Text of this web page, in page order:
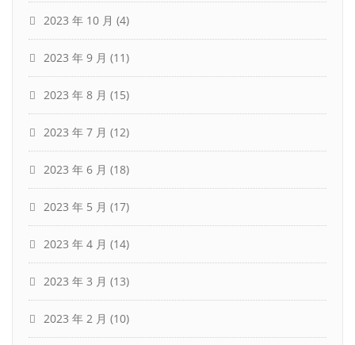
2023 年 10 月 (4)
2023 年 9 月 (11)
2023 年 8 月 (15)
2023 年 7 月 (12)
2023 年 6 月 (18)
2023 年 5 月 (17)
2023 年 4 月 (14)
2023 年 3 月 (13)
2023 年 2 月 (10)